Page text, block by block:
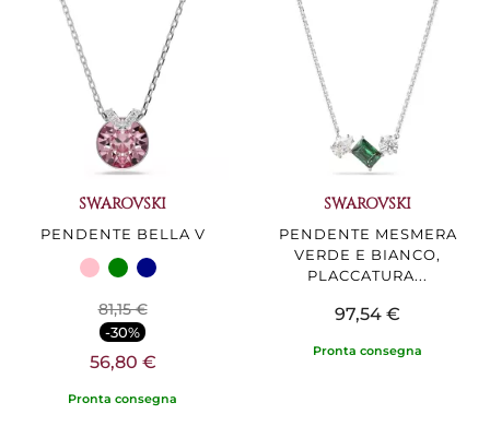
SWAROVSKI
PENDENTE BELLA V
81,15 €
-30%
56,80 €
Pronta consegna
SWAROVSKI
PENDENTE MESMERA
VERDE E BIANCO,
PLACCATURA...
97,54 €
Pronta consegna